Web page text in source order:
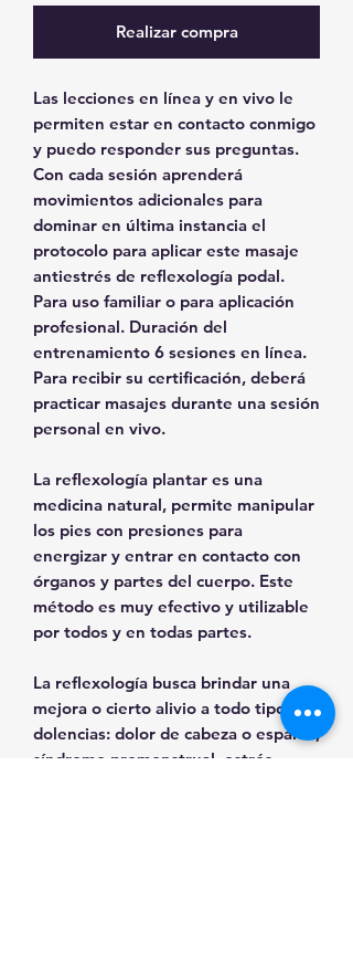
Realizar compra
Las lecciones en línea y en vivo le
permiten estar en contacto conmigo
y puedo responder sus preguntas.
Con cada sesión aprenderá
movimientos adicionales para
dominar en última instancia el
protocolo para aplicar este masaje
antiestrés de reflexología podal.
Para uso familiar o para aplicación
profesional. Duración del
entrenamiento 6 sesiones en línea.
Para recibir su certificación, deberá
practicar masajes durante una sesión
personal en vivo.
La reflexología plantar es una
medicina natural, permite manipular
los pies con presiones para
energizar y entrar en contacto con
órganos y partes del cuerpo. Este
método es muy efectivo y utilizable
por todos y en todas partes.
La reflexología busca brindar una
mejora o cierto alivio a todo tipo de
dolencias: dolor de cabeza o espalda,
síndrome premenstrual, estrés,